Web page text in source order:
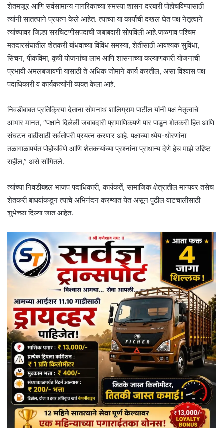
शेतमजूर आणि सर्वसामान्य नागरिकांच्या समस्या शासन दरबारी पोहोचविण्यासाठी
त्यांनी सातत्याने प्रयत्न केले आहेत. त्यांच्या या कार्याची दखल घेत पक्ष नेतृत्वाने
त्यांच्यावर जिल्हा सरचिटणीसपदाची जबाबदारी सोपविली आहे.जळगाव पश्चिम
मतदारसंघातील शेतकरी बांधवांच्या विविध समस्या, शेतीसाठी आवश्यक सुविधा,
सिंचन, पीकविमा, कृषी योजनांचा लाभ आणि शासनाच्या कल्याणकारी योजनांची
प्रभावी अंमलबजावणी यासाठी ते अधिक जोमाने कार्य करतील, असा विश्वास पक्ष
पदाधिकारी व कार्यकर्त्यांनी व्यक्त केला आहे.
निवडीबाबत प्रतिक्रिया देताना सोमनाथ शालिग्राम पाटील यांनी पक्ष नेतृत्वाचे
आभार मानत, “पक्षाने दिलेली जबाबदारी प्रामाणिकपणे पार पाडून शेतकरी हित आणि
संघटन वाढीसाठी सर्वतोपरी प्रयत्न करणार आहे. पक्षाच्या ध्येय-धोरणांना
तळागाळापर्यंत पोहोचविणे आणि शेतकऱ्यांच्या प्रश्नांना प्राधान्य देणे हेच माझे उद्दिष्ट
राहील,” असे सांगितले.
त्यांच्या निवडीबद्दल भाजप पदाधिकारी, कार्यकर्ते, सामाजिक क्षेत्रातील मान्यवर तसेच
शेतकरी बांधवांकडून त्यांचे अभिनंदन करण्यात येत असून पुढील वाटचालीसाठी
शुभेच्छा दिल्या जात आहेत.